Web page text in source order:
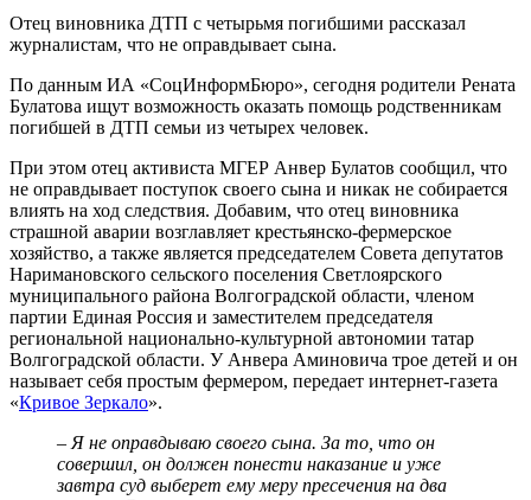
Отец виновника ДТП с четырьмя погибшими рассказал
журналистам, что не оправдывает сына.
По данным ИА «СоцИнформБюро», сегодня родители Рената
Булатова ищут возможность оказать помощь родственникам
погибшей в ДТП семьи из четырех человек.
При этом отец активиста МГЕР Анвер Булатов сообщил, что
не оправдывает поступок своего сына и никак не собирается
влиять на ход следствия. Добавим, что отец виновника
страшной аварии возглавляет крестьянско-фермерское
хозяйство, а также является председателем Совета депутатов
Наримановского сельского поселения Светлоярского
муниципального района Волгоградской области, членом
партии Единая Россия и заместителем председателя
региональной национально-культурной автономии татар
Волгоградской области. У Анвера Аминовича трое детей и он
называет себя простым фермером, передает интернет-газета
«Кривое Зеркало».
– Я не оправдываю своего сына. За то, что он
совершил, он должен понести наказание и уже
завтра суд выберет ему меру пресечения на два